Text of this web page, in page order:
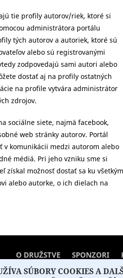
tie profily autorov/riek, ktoré si
administrátora portálu
tých autorov a autoriek, ktoré sú
alebo sú registrovanými
zodpovedajú sami autori alebo
dostať aj na profily ostatných
na profile vytvára administrátor
zdrojov.
sociálne siete, najmä facebook,
web stránky autorov. Portál
komunikácii medzi autorom alebo
médiá. Pri jeho vzniku sme si
získal možnosť dostať sa ku všetkým
alebo autorke, o ich dielach na
O DRUŽSTVE SPONZORI
SÚBORY COOKIES A